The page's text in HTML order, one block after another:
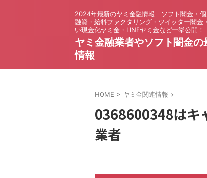
2024年最新のヤミ金融情報 ソフト闇金・個
融資・給料ファクタリング・ツイッター闇金
い現金化ヤミ金・LINEヤミ金など一挙公開！
ヤミ金融業者やソフト闇金の
情報
HOME > ヤミ金関連情報 >
0368600348はキ
業者